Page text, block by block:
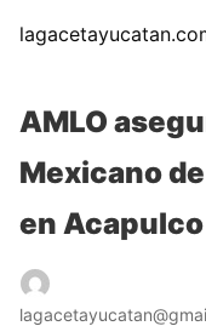
AMLO
Mexicano
en Acapulco